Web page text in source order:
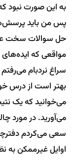
به این صورت نبود
پس من باید
حل سوالات سخت
مواقعی که ایده‌های
سراغ نردبام
بهتر است از درس
می‌خوانید که یک
می‌آورید. در مورد
سعی می‌کردم
اوایل غیرممکن به